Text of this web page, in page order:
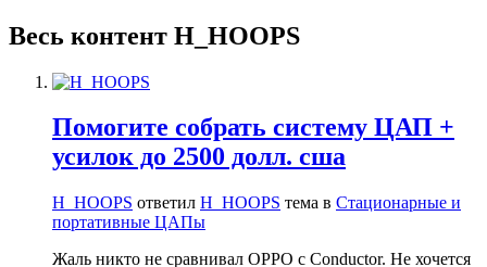
Весь контент H_HOOPS
Помогите собрать систему ЦАП +
усилок до 2500 долл. сша
H_HOOPS ответил H_HOOPS тема в Стационарные и
портативные ЦАПы
Жаль никто не сравнивал OPPO с Conductor. Не хочется